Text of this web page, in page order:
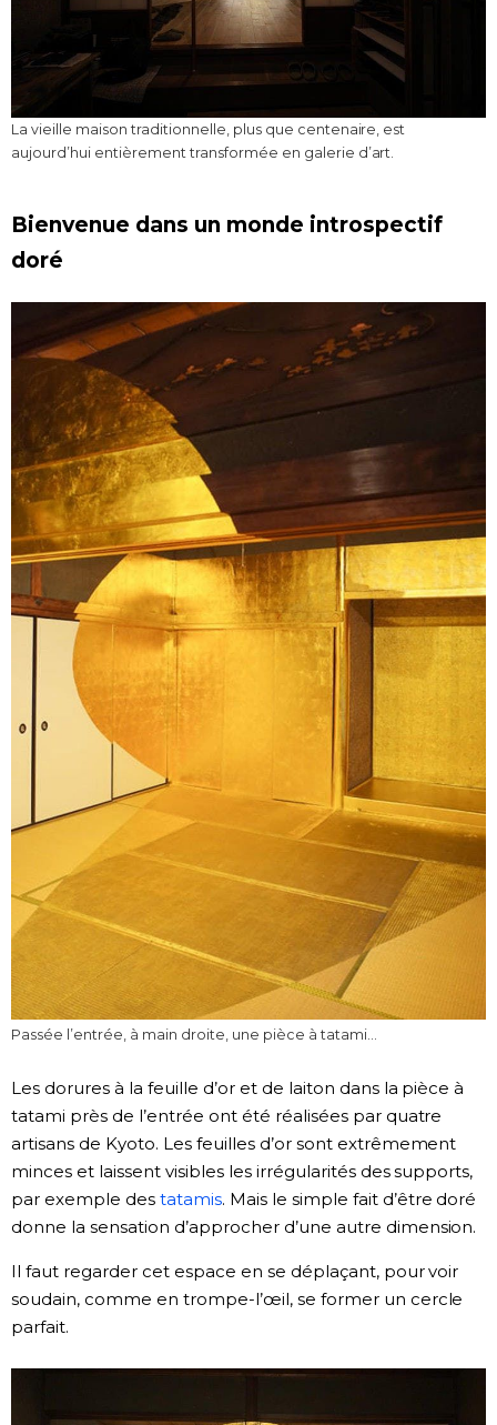
La vieille maison traditionnelle, plus que centenaire, est
aujourd’hui entièrement transformée en galerie d’art.
Bienvenue dans un monde introspectif
doré
Passée l’entrée, à main droite, une pièce à tatami…
Les dorures à la feuille d’or et de laiton dans la pièce à
tatami près de l’entrée ont été réalisées par quatre
artisans de Kyoto. Les feuilles d’or sont extrêmement
minces et laissent visibles les irrégularités des supports,
par exemple des tatamis. Mais le simple fait d’être doré
donne la sensation d’approcher d’une autre dimension.
Il faut regarder cet espace en se déplaçant, pour voir
soudain, comme en trompe-l’œil, se former un cercle
parfait.